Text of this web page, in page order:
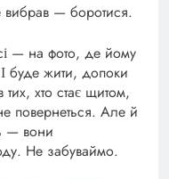
вибрав — боротися.
— на фото, де йому
буде жити, допоки
хто стає щитом,
повернеться. Але й
— вони
Не забуваймо.